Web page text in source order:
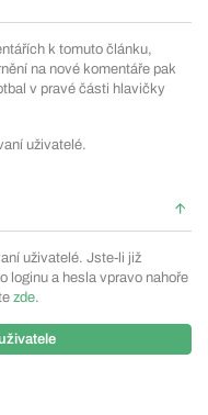
k tomuto článku,
na nové komentáře pak
v pravé části hlavičky
uživatelé.
uživatelé. Jste-li již
loginu a hesla vpravo nahoře
zde.